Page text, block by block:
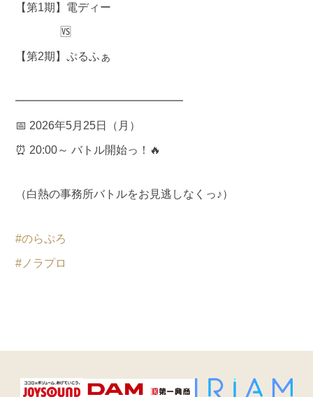
【第1期】電ディー
🆚
【第2期】ぷるふぁ
━━━━━━━━━━━━━━━
📅 2026年5月25日（月）
⏰ 20:00～ バトル開始っ！🔥
（白熱の事務所バトルをお見逃しなくっ♪）
#のらぷろ
#ノラプロ